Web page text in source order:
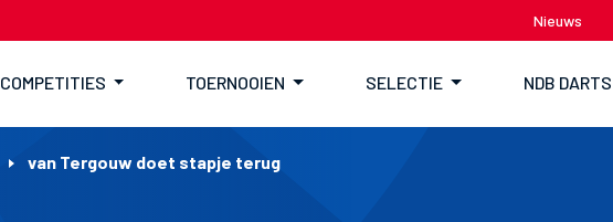
Nieuws
COMPETITIES TOERNOOIEN SELECTIE NDB DARTS
van Tergouw doet stapje terug